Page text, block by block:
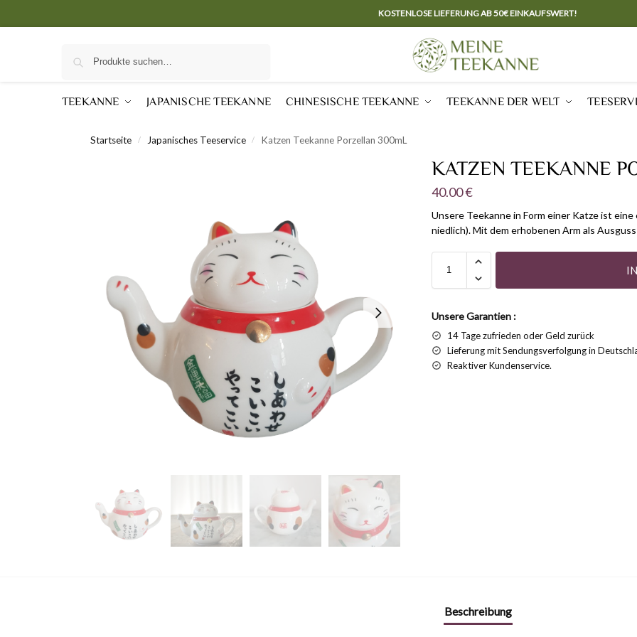
KOSTENLOSE LIEFERUNG AB 50€ EINKAUFSWERT!
TEEKANNE JAPANISCHE TEEKANNE CHINESISCHE TEEKANNE TEEKANNE DER WELT
Startseite / Japanisches Teeservice / Katzen Teekanne Porzellan 300mL
KATZEN TEEKANNE
40.00€
Unsere Teekanne in Form einer Katze ist
niedlich). Mit dem erhobenen Arm als
Unsere Garantien :
14 Tage zufrieden oder Geld zurück
Lieferung mit Sendungsverfolgung in
Reaktiver Kundenservice.
Beschreibung